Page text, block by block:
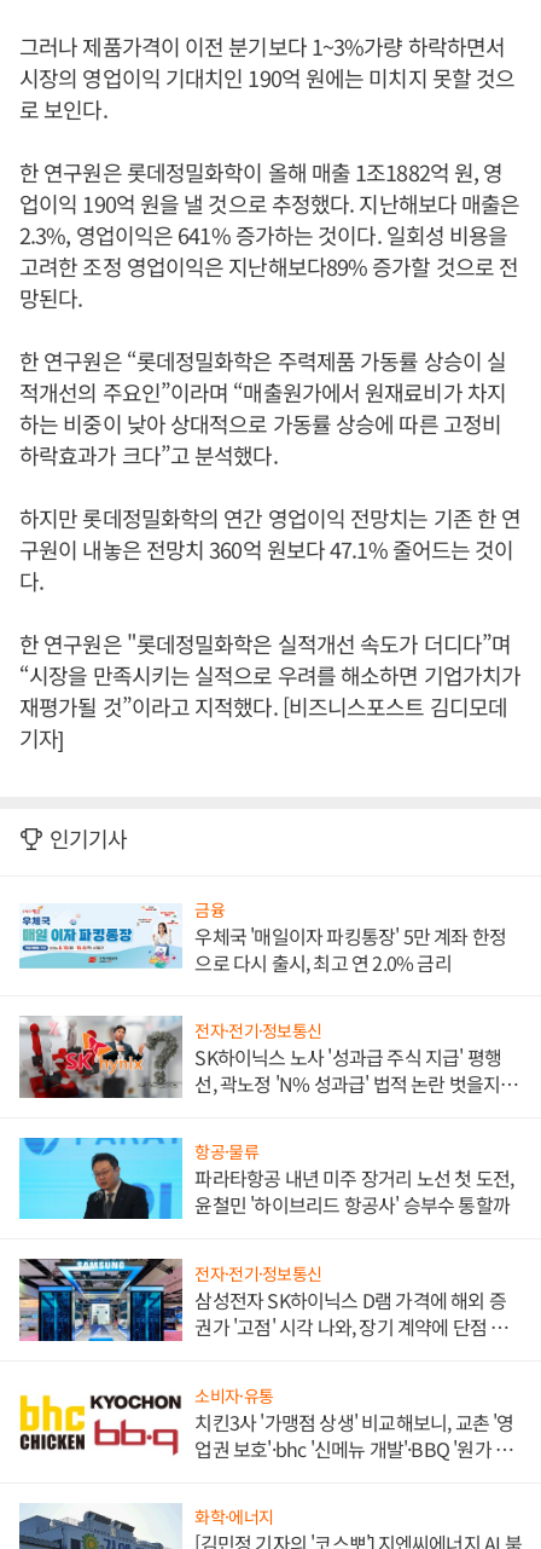
그러나 제품가격이 이전 분기보다 1~3%가량 하락하면서
시장의 영업이익 기대치인 190억 원에는 미치지 못할 것으
로 보인다.
한 연구원은 롯데정밀화학이 올해 매출 1조1882억 원, 영
업이익 190억 원을 낼 것으로 추정했다. 지난해보다 매출은
2.3%, 영업이익은 641% 증가하는 것이다. 일회성 비용을
고려한 조정 영업이익은 지난해보다89% 증가할 것으로 전
망된다.
한 연구원은 “롯데정밀화학은 주력제품 가동률 상승이 실
적개선의 주요인”이라며 “매출원가에서 원재료비가 차지
하는 비중이 낮아 상대적으로 가동률 상승에 따른 고정비
하락효과가 크다”고 분석했다.
하지만 롯데정밀화학의 연간 영업이익 전망치는 기존 한 연
구원이 내놓은 전망치 360억 원보다 47.1% 줄어드는 것이
다.
한 연구원은 "롯데정밀화학은 실적개선 속도가 더디다”며
“시장을 만족시키는 실적으로 우려를 해소하면 기업가치가
재평가될 것”이라고 지적했다. [비즈니스포스트 김디모데
기자]
인기기사
금융
우체국 '매일이자 파킹통장' 5만 계좌 한정
으로 다시 출시, 최고 연 2.0% 금리
전자·전기·정보통신
SK하이닉스 노사 '성과급 주식 지급' 평행
선, 곽노정 'N% 성과급' 법적 논란 벗을지 주
항공·물류
파라타항공 내년 미주 장거리 노선 첫 도전,
윤철민 '하이브리드 항공사' 승부수 통할까
전자·전기·정보통신
삼성전자 SK하이닉스 D램 가격에 해외 증
권가 '고점' 시각 나와, 장기 계약에 단점 부
소비자·유통
치킨3사 '가맹점 상생' 비교해보니, 교촌 '영
업권 보호'·bhc '신메뉴 개발'·BBQ '원가 부
화학·에너지